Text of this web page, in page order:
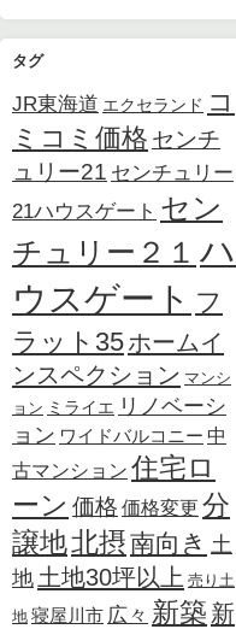
タグ
JR東海道 エクセランド コ
ミコミ価格 センチ
ュリー21 センチュリー
21ハウスゲート セン
チュリー２１ ハ
ウスゲート フ
ラット35ホームイ
ンスペクション マンシ
ョン ミライエ リノベーシ
ョン ワイドバルコニー 中
古マンション 住宅ロ
ーン 価格 価格変更 分
譲地北摂南向き 土
地 土地30坪以上 売り土
地 寝屋川市 広々 新築 新